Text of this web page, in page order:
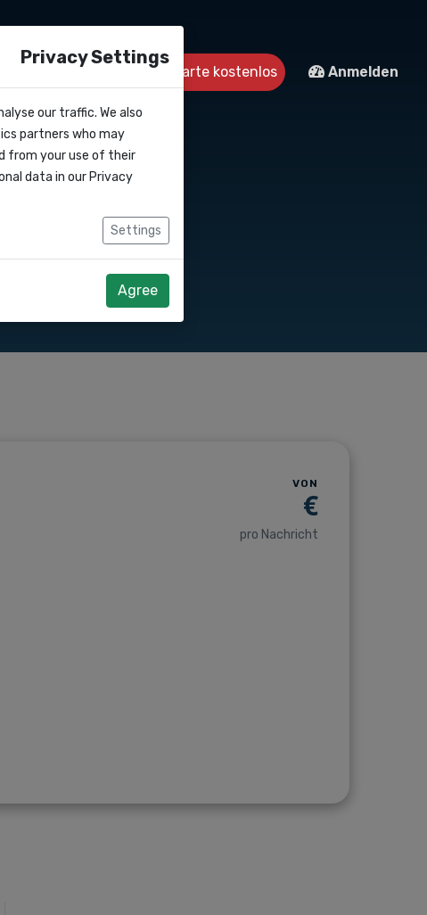
Kontakt Starte kostenlos Anmelden
VON
€
pro Nachricht
Privacy Settings
our traffic. We also
partners who may
from your use of their
data in our Privacy
Settings
Agree